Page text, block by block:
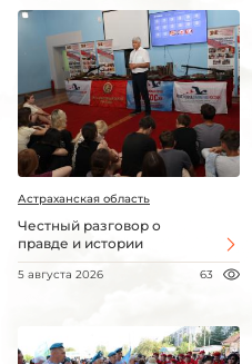
Астраханская область
Честный разговор о
правде и истории
5 августа 2026 63